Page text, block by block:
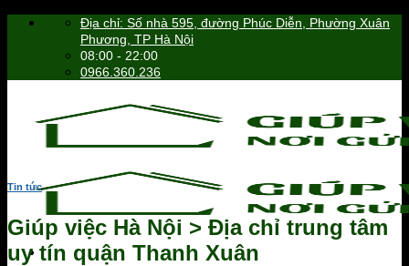
Skip
Địa chỉ: Số nhà 595, đường Phúc Diễn, Phường Xuân
Phương, TP Hà Nội
08:00 - 22:00
0966.360.236
Tin tức
Giúp việc Hà Nội > Địa chỉ trung tâm
uy tín quận Thanh Xuân